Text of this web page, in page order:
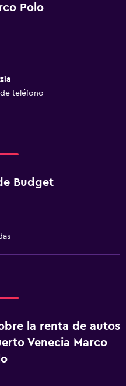
Polo
teléfono
Budget
la renta de autos
Venecia Marco